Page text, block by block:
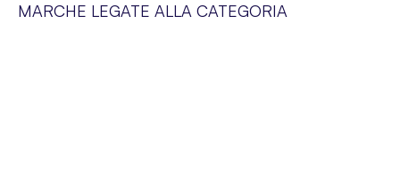
MARCHE LEGATE ALLA CATEGORIA